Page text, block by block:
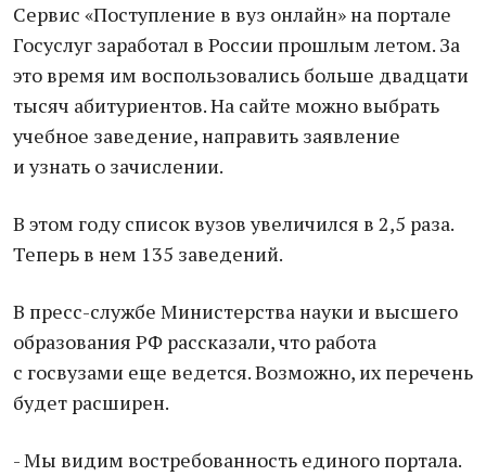
Сервис «Поступление в вуз онлайн» на портале
Госуслуг заработал в России прошлым летом. За
это время им воспользовались больше двадцати
тысяч абитуриентов. На сайте можно выбрать
учебное заведение, направить заявление
и узнать о зачислении.
В этом году список вузов увеличился в 2,5 раза.
Теперь в нем 135 заведений.
В пресс-службе Министерства науки и высшего
образования РФ рассказали, что работа
с госвузами еще ведется. Возможно, их перечень
будет расширен.
- Мы видим востребованность единого портала.